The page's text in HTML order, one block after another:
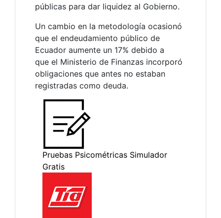
públicas para dar liquidez al Gobierno.
Un cambio en la metodología ocasionó
que el endeudamiento público de
Ecuador aumente un 17% debido a
que el Ministerio de Finanzas incorporó
obligaciones que antes no estaban
registradas como deuda.